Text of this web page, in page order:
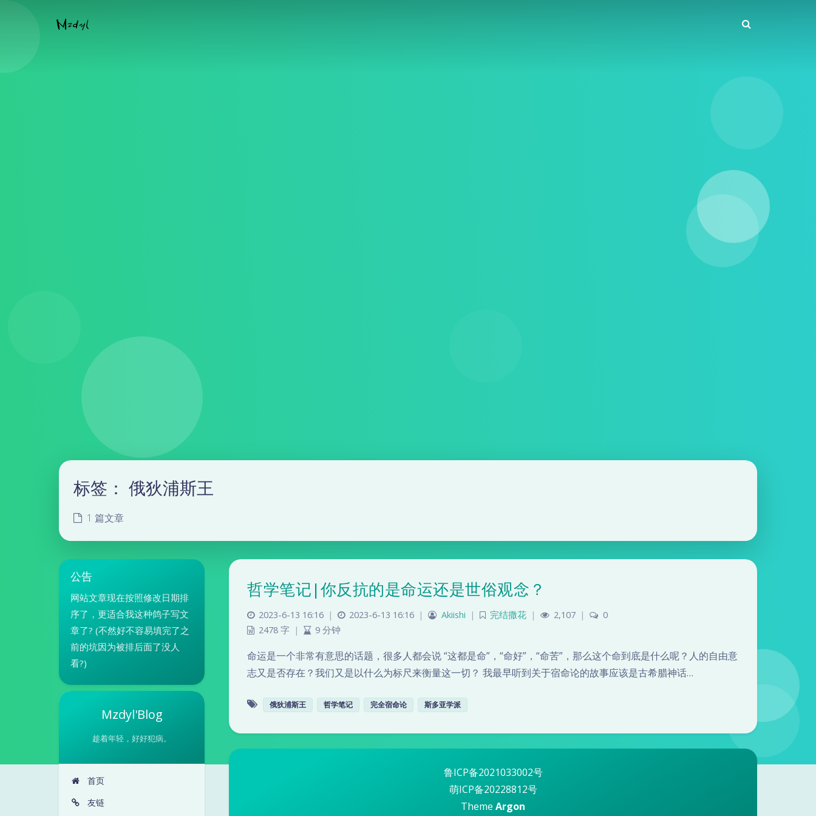
标签： 俄狄浦斯王
1 篇文章
公告
网站文章现在按照修改日期排
序了，更适合我这种鸽子写文
章了? (不然好不容易填完了之
前的坑因为被排后面了没人
看?)
Mzdyl'Blog
趁着年轻，好好犯病。
首页
友链
哲学笔记|你反抗的是命运还是世俗观念？
2023-6-13 16:16 | 2023-6-13 16:16 | Akiishi | 完结撒花 | 2,107 |
0
2478 字 | 9 分钟
命运是一个非常有意思的话题，很多人都会说 “这都是命”，“命好”，“命苦”，那么这个命到底是什么呢？人的自由意
志又是否存在？我们又是以什么为标尺来衡量这一切？ 我最早听到关于宿命论的故事应该是古希腊神话…
俄狄浦斯王 哲学笔记 完全宿命论 斯多亚学派
鲁ICP备2021033002号
萌ICP备20228812号
Theme Argon